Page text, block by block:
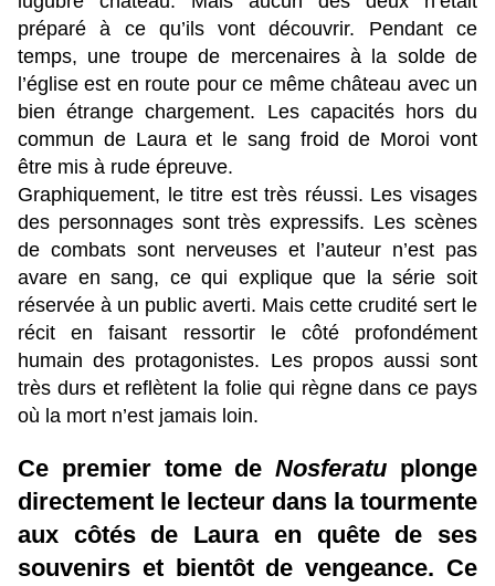
préparé à ce qu’ils vont découvrir. Pendant ce
temps, une troupe de mercenaires à la solde de
l’église est en route pour ce même château avec un
bien étrange chargement. Les capacités hors du
commun de Laura et le sang froid de Moroi vont
être mis à rude épreuve.
Graphiquement, le titre est très réussi. Les visages
des personnages sont très expressifs. Les scènes
de combats sont nerveuses et l’auteur n’est pas
avare en sang, ce qui explique que la série soit
réservée à un public averti. Mais cette crudité sert le
récit en faisant ressortir le côté profondément
humain des protagonistes. Les propos aussi sont
très durs et reflètent la folie qui règne dans ce pays
où la mort n’est jamais loin.
Ce premier tome deNosferatu plonge
directement le lecteur dans la tourmente
aux côtés de Laura en quête de ses
souvenirs et bientôt de vengeance. Ce